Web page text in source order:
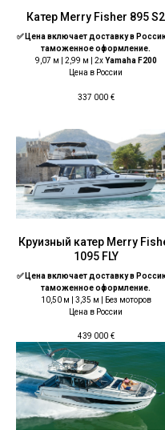
Катер Merry Fisher 895 S2
✅ Цена включает доставку в
таможенное оформление.
9,07 м | 2,99 м | 2xYamaha F200
Цена в России
337 000 €
Круизный катер Merry
1095 FLY
✅ Цена включает доставку в
таможенное оформление.
10,50 м | 3,35 м | Без моторов
Цена в России
439 000 €